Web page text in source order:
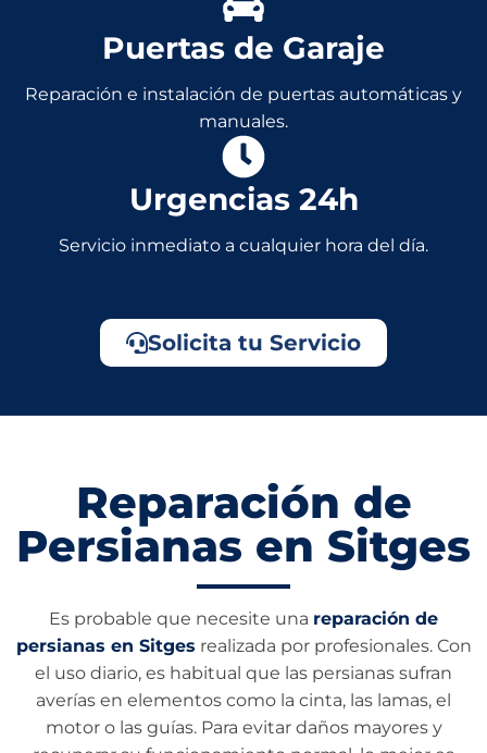
Puertas de Garaje
Reparación e instalación de puertas automáticas y
manuales.
Urgencias 24h
Servicio inmediato a cualquier hora del día.
Solicita tu Servicio
Reparación de
Persianas en Sitges
Es probable que necesite una reparación de
persianas en Sitges realizada por profesionales. Con
el uso diario, es habitual que las persianas sufran
averías en elementos como la cinta, las lamas, el
motor o las guías. Para evitar daños mayores y